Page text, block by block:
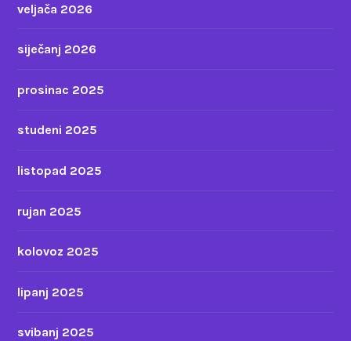
veljača 2026
siječanj 2026
prosinac 2025
studeni 2025
listopad 2025
rujan 2025
kolovoz 2025
lipanj 2025
svibanj 2025